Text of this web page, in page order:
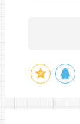
五、
8月12